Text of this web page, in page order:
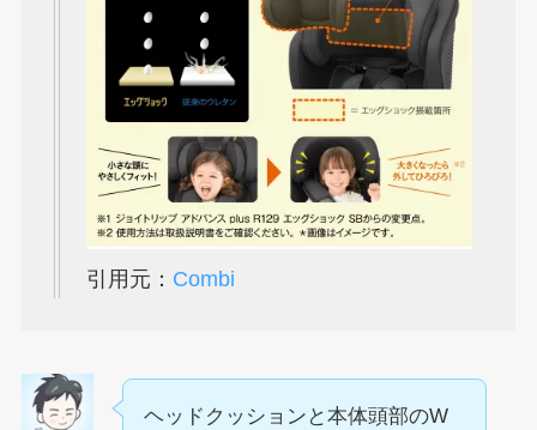
引用元： Combi
ヘッドクッションと本体頭部のW